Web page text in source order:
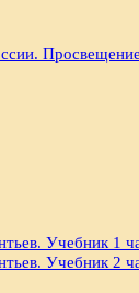
Просвещение
Учебник 1
Учебник 2